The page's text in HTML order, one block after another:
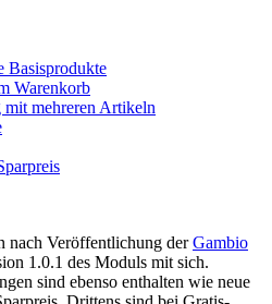
Basisprodukte
Warenkorb
mit mehreren Artikeln
nach Veröffentlichung derGambio
1.0.1 des Moduls mit sich.
sind ebenso enthalten wie neue